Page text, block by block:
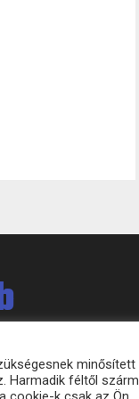
minősített
Harmadik féltől